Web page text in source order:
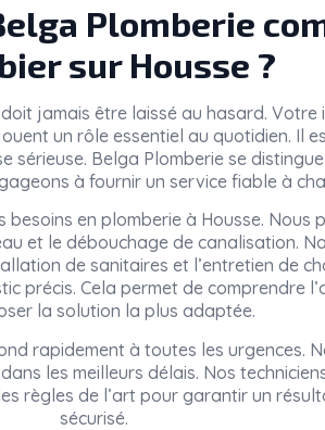
Plomberie
sur Housse ?
jamais être laissé au hasard. Votre
un rôle essentiel au quotidien. Il
sérieuse. Belga Plomberie se
à fournir un service fiable à
en plomberie à Housse. Nous
et le débouchage de canalisation.
de sanitaires et l’entretien de
précis. Cela permet de comprendre
la solution la plus adaptée.
rapidement à toutes les urgences.
les meilleurs délais. Nos
règles de l’art pour garantir un
sécurisé.